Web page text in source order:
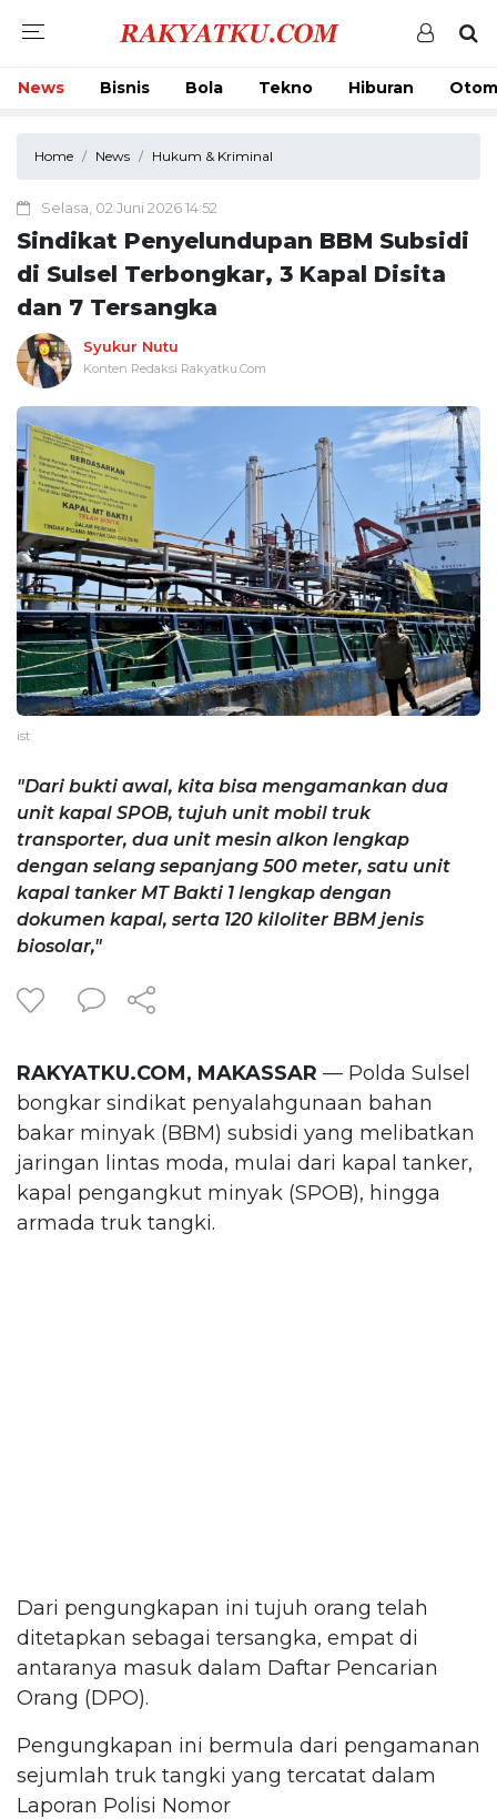
News Bisnis Bola Tekno Hiburan
Home News Hukum & Kriminal
Selasa, 02 Juni 2026 14:52
Sindikat Penyelundupan BBM Subsidi
di Sulsel Terbongkar, 3 Kapal Disita
dan 7 Tersangka
Syukur Nutu
Konten Redaksi Rakyatku.Com
ist
"Dari bukti awal, kita bisa mengamankan dua
unit kapal SPOB, tujuh unit mobil truk
transporter, dua unit mesin alkon lengkap
dengan selang sepanjang 500 meter, satu unit
kapal tanker MT Bakti 1 lengkap dengan
dokumen kapal, serta 120 kiloliter BBM jenis
biosolar,"
RAKYATKU.COM, MAKASSAR — Polda Sulsel
bongkar sindikat penyalahgunaan bahan
bakar minyak (BBM) subsidi yang melibatkan
jaringan lintas moda, mulai dari kapal tanker,
kapal pengangkut minyak (SPOB), hingga
armada truk tangki.
Dari pengungkapan ini tujuh orang telah
ditetapkan sebagai tersangka, empat di
antaranya masuk dalam Daftar Pencarian
Orang (DPO).
Pengungkapan ini bermula dari pengamanan
sejumlah truk tangki yang tercatat dalam
Laporan Polisi Nomor